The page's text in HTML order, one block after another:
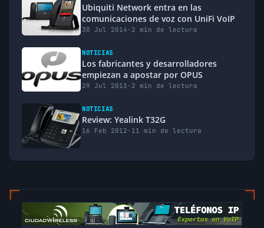
Ubiquiti Network entra en las
comunicaciones de voz con UniFi VoIP
30 Jul 2014 · 2 min de lectura
NOTICIAS
Los fabricantes y desarrolladores
empiezan a apostar por OPUS
29 Jul 2013 · 2 min de lectura
NOTICIAS
Review: Yealink T32G
16 Feb 2012 · 11 min de lectura